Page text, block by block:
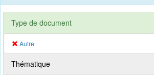
Type de document
Autre
Thématique